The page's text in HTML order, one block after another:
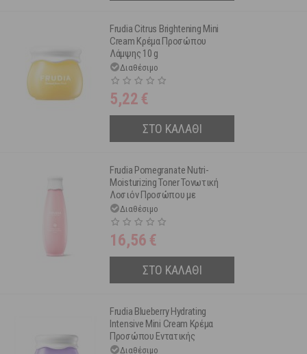
Frudia Citrus Brightening Mini
Cream Κρέμα Προσώπου
Λάμψης 10 g
Διαθέσιμο
5,22 €
ΣΤΟ ΚΑΛΑΘΙ
Frudia Pomegranate Nutri-
Moisturizing Toner Τονωτική
Λοσιόν Προσώπου με
Εκχύλισμα Ροδιού 195 ml
Διαθέσιμο
16,56 €
ΣΤΟ ΚΑΛΑΘΙ
Frudia Blueberry Hydrating
Intensive Mini Cream Κρέμα
Προσώπου Εντατικής
Ενυδάτωσης 10 g
Διαθέσιμο